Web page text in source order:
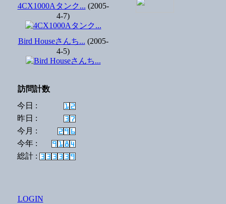
4CX1000Aタンク... (2005-
4-7)
Bird Houseさんち... (2005-
4-5)
訪問計数
今日 :
昨日 :
今月 :
今年 :
総計 :
LOGIN